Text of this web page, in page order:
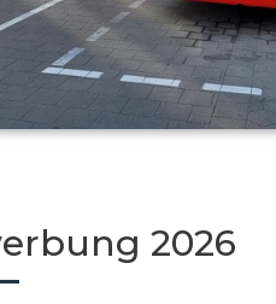
2026